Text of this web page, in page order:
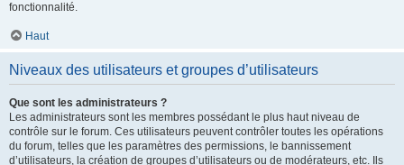
fonctionnalité.
Haut
Niveaux des utilisateurs et groupes d’utilisateurs
Que sont les administrateurs ?
Les administrateurs sont les membres possédant le plus haut niveau de
contrôle sur le forum. Ces utilisateurs peuvent contrôler toutes les opérations
du forum, telles que les paramètres des permissions, le bannissement
d’utilisateurs, la création de groupes d’utilisateurs ou de modérateurs, etc. Ils